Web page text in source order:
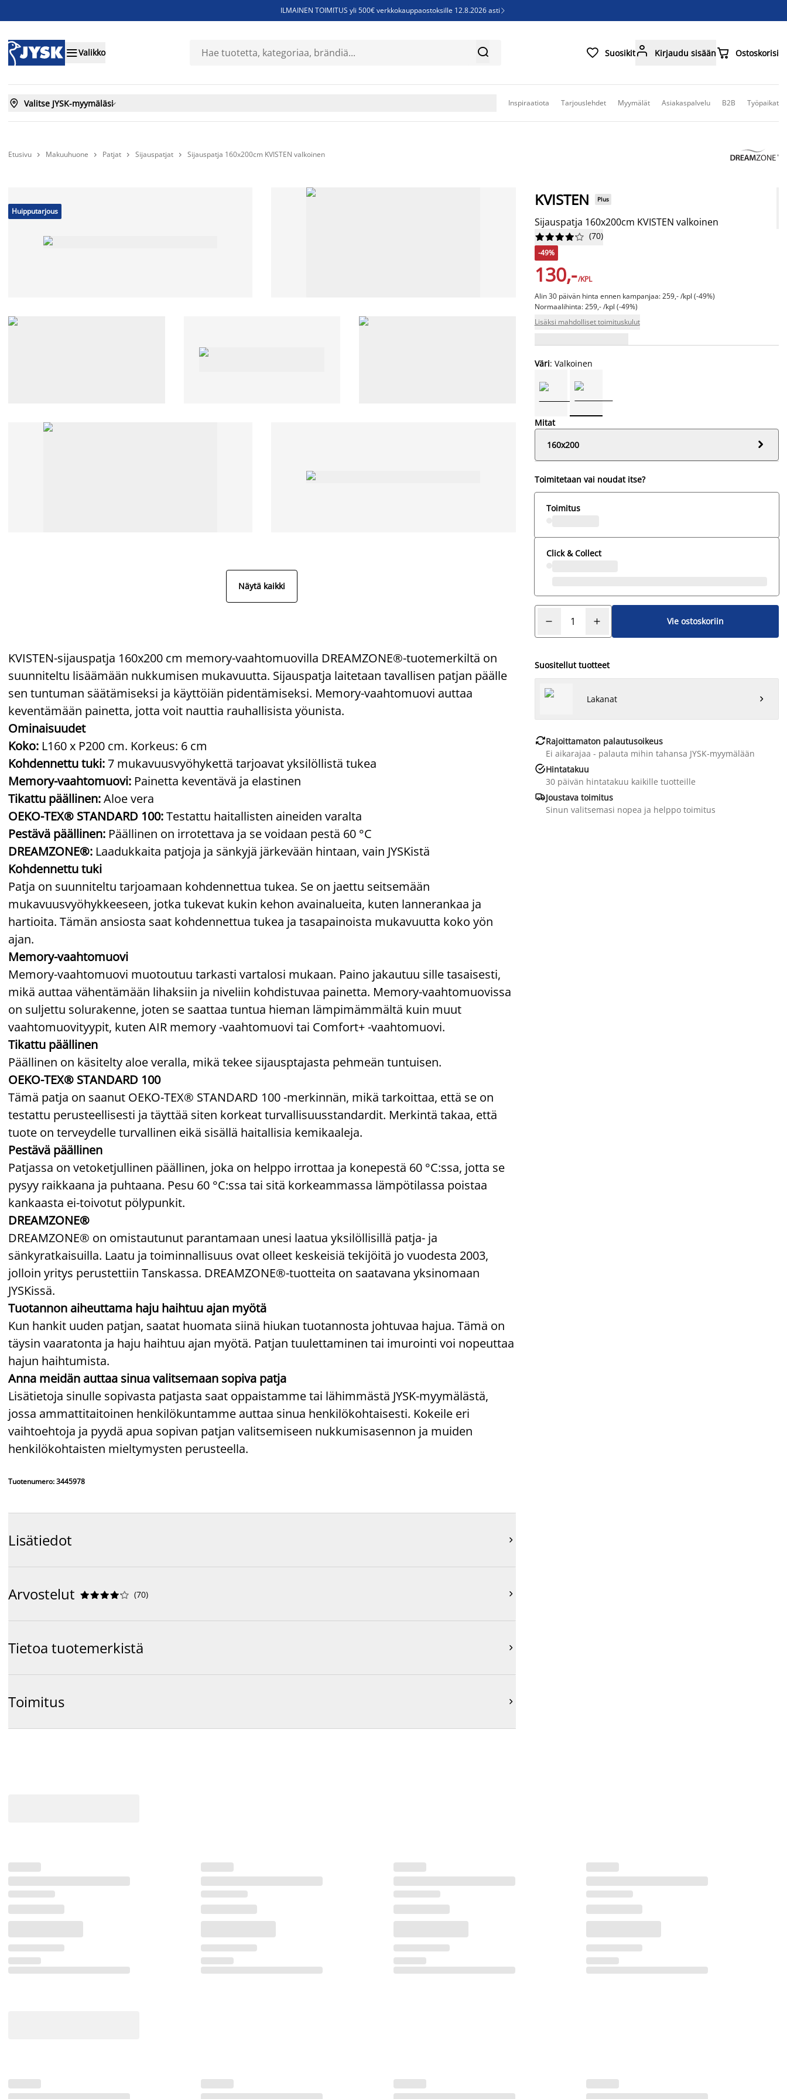
ILMAINEN TOIMITUS yli 500€ verkkokauppaostoksille 12.8.2026 asti 
Sijauspatjoja - Säästä jopa 60%
Valikko   Suosikit Kirjaudu sisään Ostoskorisi
 Valitse JYSK-myymäläsi Inspiraatiota Tarjouslehdet Myymälät Asiakaspalvelu B2B Työpaikat
Etusivu  Makuuhuone  Patjat  Sijauspatjat  Sijauspatja 160x200cm KVISTEN valkoinen
Huipputarjous
Näytä kaikki
KVISTEN-sijauspatja 160x200 cm memory-vaahtomuovilla DREAMZONE®-tuotemerkiltä on
suunniteltu lisäämään nukkumisen mukavuutta. Sijauspatja laitetaan tavallisen patjan päälle
sen tuntuman säätämiseksi ja käyttöiän pidentämiseksi. Memory-vaahtomuovi auttaa
keventämään painetta, jotta voit nauttia rauhallisista yöunista.
Ominaisuudet
Koko: L160 x P200 cm. Korkeus: 6 cm
Kohdennettu tuki:7 mukavuusvyöhykettä tarjoavat yksilöllistä tukea
Memory-vaahtomuovi: Painetta keventävä ja elastinen
Tikattu päällinen:Aloe vera
OEKO-TEX® STANDARD 100:Testattu haitallisten aineiden varalta
Pestävä päällinen: Päällinen on irrotettava ja se voidaan pestä 60 °C
DREAMZONE®: Laadukkaita patjoja ja sänkyjä järkevään hintaan, vain JYSKistä
Kohdennettu tuki
Patja on suunniteltu tarjoamaan kohdennettua tukea. Se on jaettu seitsemään
mukavuusvyöhykkeeseen, jotka tukevat kukin kehon avainalueita, kuten lannerankaa ja
hartioita. Tämän ansiosta saat kohdennettua tukea ja tasapainoista mukavuutta koko yön
ajan.
Memory-vaahtomuovi
Memory-vaahtomuovi muotoutuu tarkasti vartalosi mukaan. Paino jakautuu sille tasaisesti,
mikä auttaa vähentämään lihaksiin ja niveliin kohdistuvaa painetta. Memory-vaahtomuovissa
on suljettu solurakenne, joten se saattaa tuntua hieman lämpimämmältä kuin muut
vaahtomuovityypit, kuten AIR memory -vaahtomuovi tai Comfort+ -vaahtomuovi.
Tikattu päällinen
Päällinen on käsitelty aloe veralla, mikä tekee sijausptajasta pehmeän tuntuisen.
OEKO-TEX® STANDARD 100
Tämä patja on saanut OEKO-TEX® STANDARD 100 -merkinnän, mikä tarkoittaa, että se on
testattu perusteellisesti ja täyttää siten korkeat turvallisuusstandardit. Merkintä takaa, että
tuote on terveydelle turvallinen eikä sisällä haitallisia kemikaaleja.
Pestävä päällinen
Patjassa on vetoketjullinen päällinen, joka on helppo irrottaa ja konepestä 60 °C:ssa, jotta se
pysyy raikkaana ja puhtaana. Pesu 60 °C:ssa tai sitä korkeammassa lämpötilassa poistaa
kankaasta ei-toivotut pölypunkit.
DREAMZONE®
DREAMZONE® on omistautunut parantamaan unesi laatua yksilöllisillä patja- ja
sänkyratkaisuilla. Laatu ja toiminnallisuus ovat olleet keskeisiä tekijöitä jo vuodesta 2003,
jolloin yritys perustettiin Tanskassa. DREAMZONE®-tuotteita on saatavana yksinomaan
JYSKissä.
Tuotannon aiheuttama haju haihtuu ajan myötä
Kun hankit uuden patjan, saatat huomata siinä hiukan tuotannosta johtuvaa hajua. Tämä on
täysin vaaratonta ja haju haihtuu ajan myötä. Patjan tuulettaminen tai imurointi voi nopeuttaa
hajun haihtumista.
Anna meidän auttaa sinua valitsemaan sopiva patja
Lisätietoja sinulle sopivasta patjasta saat oppaistamme tai lähimmästä JYSK-myymälästä,
jossa ammattitaitoinen henkilökuntamme auttaa sinua henkilökohtaisesti. Kokeile eri
vaihtoehtoja ja pyydä apua sopivan patjan valitsemiseen nukkumisasennon ja muiden
henkilökohtaisten mieltymysten perusteella.
Tuotenumero: 3445978
Lisätiedot 
Arvostelut 




 (70) 
Tietoa tuotemerkistä 
Toimitus 
KVISTEN Plus
Sijauspatja 160x200cm KVISTEN valkoinen





 (70)
-49%
130,-/KPL
Alin 30 päivän hinta ennen kampanjaa: 259,- /kpl (-49%)
Normaalihinta: 259,- /kpl (-49%)
Lisäksi mahdolliset toimituskulut
Väri: Valkoinen
Mitat
160x200

Toimitetaan vai noudat itse?
Toimitus
Click & Collect
Vie ostoskoriin
Suositellut tuotteet
Lakanat 
Rajoittamaton palautusoikeus
Ei aikarajaa - palauta mihin tahansa JYSK-myymälään
Hintatakuu
30 päivän hintatakuu kaikille tuotteille
Joustava toimitus
Sinun valitsemasi nopea ja helppo toimitus